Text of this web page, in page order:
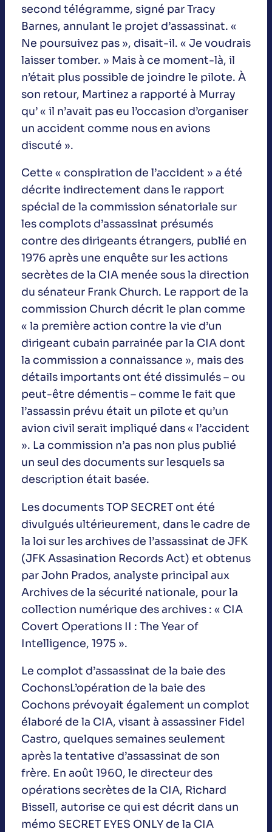
second télégramme, signé par Tracy
Barnes, annulant le projet d’assassinat. «
Ne poursuivez pas », disait-il. « Je voudrais
laisser tomber. » Mais à ce moment-là, il
n’était plus possible de joindre le pilote. À
son retour, Martinez a rapporté à Murray
qu’ « il n’avait pas eu l’occasion d’organiser
un accident comme nous en avions
discuté ».
Cette « conspiration de l’accident » a été
décrite indirectement dans le rapport
spécial de la commission sénatoriale sur
les complots d’assassinat présumés
contre des dirigeants étrangers, publié en
1976 après une enquête sur les actions
secrètes de la CIA menée sous la direction
du sénateur Frank Church. Le rapport de la
commission Church décrit le plan comme
« la première action contre la vie d’un
dirigeant cubain parrainée par la CIA dont
la commission a connaissance », mais des
détails importants ont été dissimulés – ou
peut-être démentis – comme le fait que
l’assassin prévu était un pilote et qu’un
avion civil serait impliqué dans « l’accident
». La commission n’a pas non plus publié
un seul des documents sur lesquels sa
description était basée.
Les documents TOP SECRET ont été
divulgués ultérieurement, dans le cadre de
la loi sur les archives de l’assassinat de JFK
(JFK Assasination Records Act) et obtenus
par John Prados, analyste principal aux
Archives de la sécurité nationale, pour la
collection numérique des archives : « CIA
Covert Operations II : The Year of
Intelligence, 1975 ».
Le complot d’assassinat de la baie des
CochonsL’opération de la baie des
Cochons prévoyait également un complot
élaboré de la CIA, visant à assassiner Fidel
Castro, quelques semaines seulement
après la tentative d’assassinat de son
frère. En août 1960, le directeur des
opérations secrètes de la CIA, Richard
Bissell, autorise ce qui est décrit dans un
mémo SECRET EYES ONLY de la CIA